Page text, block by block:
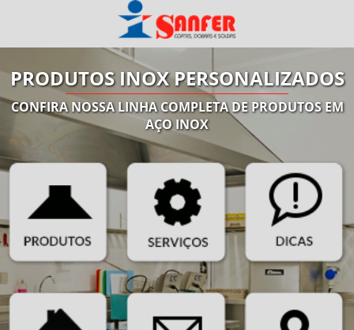
PRODUTOS INOX PERSONALIZADOS
CONFIRA NOSSA LINHA COMPLETA DE PRODUTOS EM
AÇO INOX